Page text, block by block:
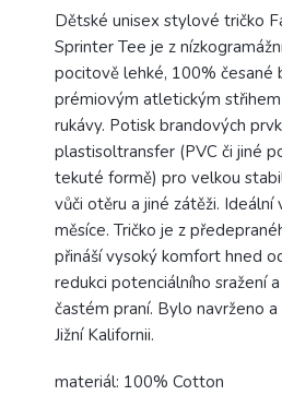
Dětské unisex stylové tričko
Sprinter Tee je z
pocitově lehké, 100% česané
prémiovým atletickým
rukávy. Potisk brandových
plastisoltransfer (PVC či jiné
tekuté formě) pro velkou
vůči otěru a jiné zátěži.
měsíce. Tričko je z
přináší vysoký komfort hned
redukci potenciálního sražení
častém praní. Bylo navrženo
Jižní Kalifornii.
materiál: 100% Cotton